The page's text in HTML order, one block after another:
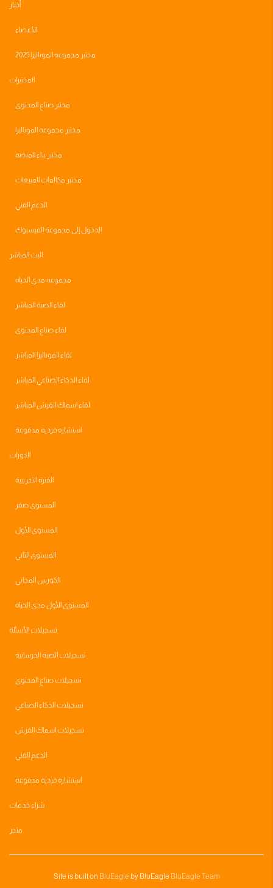
أخبار
الأعضاء
مختبر مجموعه الموناليزا 2025
المختبرات
مختبر صناع المحتوى
مختبر مجموعه الموناليزا
مختبر بناء المنصه
مختبر مكالمات المبيعات
الدعم الفني
الدخول إلى مجموعة الفيسبوك
البث المباشر
مجموعه مدى الحياه
لقاء الصبة المباشر
لقاء صناع المحتوى
لقاء الموناليزا المباشر
لقاء الذكاء الصناعي المباشر
لقاء اسماك القرش المباشر
استشاره فرديه مدفوعة
الدورات
الفترة التجريبية
المستوى صفر
المستوى الأول
المستوى الثاني
الكورس المجاني
المستوى الأول مدى الحياه
تسجيلات الأسئلة
تسجيلات الصبة الخرسانية
تسجيلات صناع المحتوى
تسجيلات الذكاء الصناعي
تسجيلات اسماك القرش
الدعم الفني
استشاره فرديه مدفوعة
شراء خدمات
متجر
Site is built on BluEagle by BluEagle BluEagle Team